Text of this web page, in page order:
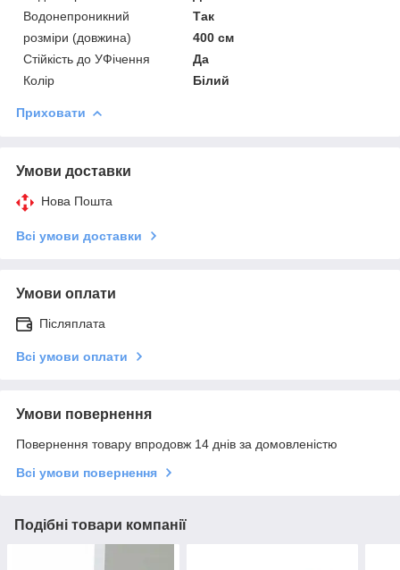
Водонепроникний
Так
розміри (довжина)
400 см
Стійкість до УФічення
Да
Колір
Білий
Приховати
Умови доставки
Нова Пошта
Всі умови доставки
Умови оплати
Післяплата
Всі умови оплати
Умови повернення
Повернення товару впродовж 14 днів за домовленістю
Всі умови повернення
Подібні товари компанії